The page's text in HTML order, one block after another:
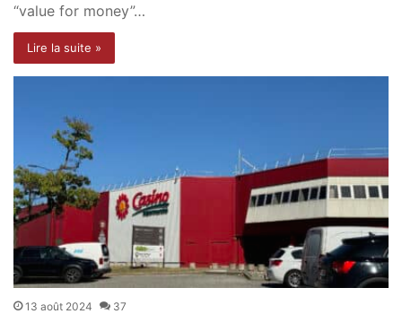
“value for money”…
Lire la suite »
13 août 2024 37